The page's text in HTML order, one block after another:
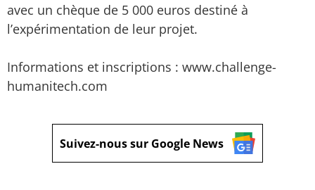
avec un chèque de 5 000 euros destiné à
l’expérimentation de leur projet.
Informations et inscriptions : www.challenge-
humanitech.com
Suivez-nous sur Google News